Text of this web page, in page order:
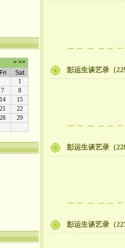
彭运生谈艺录（
彭运生谈艺录（
彭运生谈艺录（